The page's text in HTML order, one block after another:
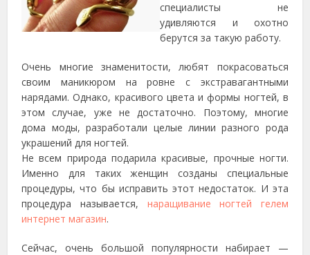
специалисты не
удивляются и охотно
берутся за такую работу.
Очень многие знаменитости, любят покрасоваться
своим маникюром на ровне с экстравагантными
нарядами. Однако, красивого цвета и формы ногтей, в
этом случае, уже не достаточно. Поэтому, многие
дома моды, разработали целые линии разного рода
украшений для ногтей.
Не всем природа подарила красивые, прочные ногти.
Именно для таких женщин созданы специальные
процедуры, что бы исправить этот недостаток. И эта
процедура называется, наращивание ногтей гелем
интернет магазин.
Сейчас, очень большой популярности набирает —